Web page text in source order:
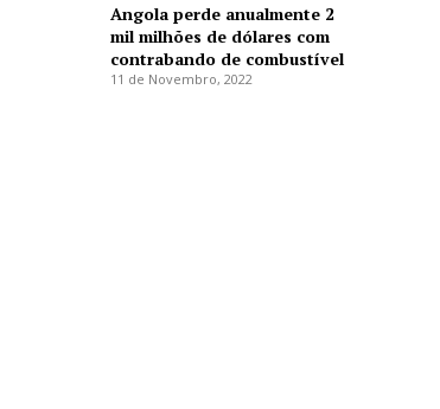
Angola perde anualmente 2
mil milhões de dólares com
contrabando de combustível
11 de Novembro, 2022